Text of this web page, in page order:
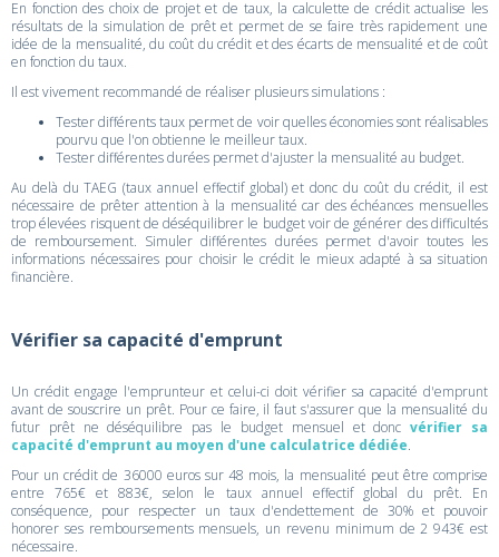
En fonction des choix de projet et de taux, la calculette de crédit actualise les
résultats de la simulation de prêt et permet de se faire très rapidement une
idée de la mensualité, du coût du crédit et des écarts de mensualité et de coût
en fonction du taux.
Il est vivement recommandé de réaliser plusieurs simulations :
Tester différents taux permet de voir quelles économies sont réalisables
pourvu que l'on obtienne le meilleur taux.
Tester différentes durées permet d'ajuster la mensualité au budget.
Au delà du TAEG (taux annuel effectif global) et donc du coût du crédit, il est
nécessaire de prêter attention à la mensualité car des échéances mensuelles
trop élevées risquent de déséquilibrer le budget voir de générer des difficultés
de remboursement. Simuler différentes durées permet d'avoir toutes les
informations nécessaires pour choisir le crédit le mieux adapté à sa situation
financière.
Vérifier sa capacité d'emprunt
Un crédit engage l'emprunteur et celui-ci doit vérifier sa capacité d'emprunt
avant de souscrire un prêt. Pour ce faire, il faut s'assurer que la mensualité du
futur prêt ne déséquilibre pas le budget mensuel et doncvérifier sa
capacité d'emprunt au moyen d'une calculatrice dédiée.
Pour un crédit de 36000 euros sur 48 mois, la mensualité peut être comprise
entre 765€ et 883€, selon le taux annuel effectif global du prêt. En
conséquence, pour respecter un taux d'endettement de 30% et pouvoir
honorer ses remboursements mensuels, un revenu minimum de 2 943€ est
nécessaire.